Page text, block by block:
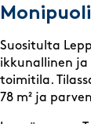
Suositulta
ikkunallinen ja
toimitila.
78 m² ja